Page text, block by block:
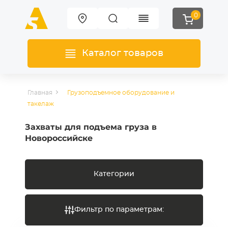
0
Каталог товаров
Главная
Грузоподъемное оборудование и
такелаж
Захваты для подъема груза в
Новороссийске
Категории
Фильтр по параметрам: